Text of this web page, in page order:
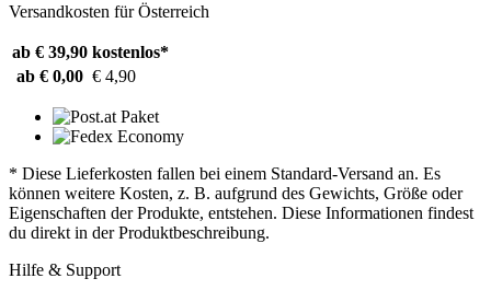
Versandkosten für Österreich
ab € 39,90 kostenlos*
ab € 0,00 € 4,90
* Diese Lieferkosten fallen bei einem Standard-Versand an. Es
können weitere Kosten, z. B. aufgrund des Gewichts, Größe oder
Eigenschaften der Produkte, entstehen. Diese Informationen findest
du direkt in der Produktbeschreibung.
Hilfe & Support